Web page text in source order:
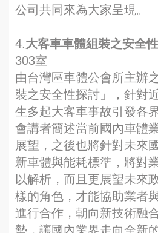
公司共同來為大家呈現。
4.大客車車體組裝之安全
303室
由台灣區車體公會所主辦
裝之安全性探討」，針對
生多起大客車事故引發各
會講者簡述當前國內車體
展望，之後也將針對未來
新車體與能耗標準，將對
以解析，而且更展望未來
樣的角色，才能協助業者
進行合作，朝向新技術融
勢，讓國內業界走向全新